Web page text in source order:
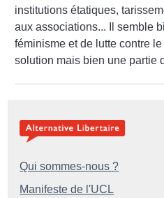
institutions étatiques,
aux associations... Il semble
féminisme et de lutte contre le
solution mais bien une partie
Qui sommes-nous ?
Manifeste de l'UCL